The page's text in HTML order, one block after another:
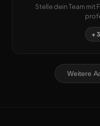
Stelle dein Team mit
+
Weitere